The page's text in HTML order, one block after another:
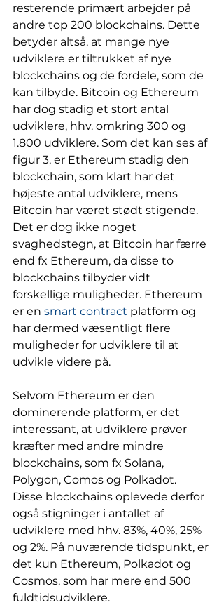
resterende primært arbejder på
andre top 200 blockchains. Dette
betyder altså, at mange nye
udviklere er tiltrukket af nye
blockchains og de fordele, som de
kan tilbyde. Bitcoin og Ethereum
har dog stadig et stort antal
udviklere, hhv. omkring 300 og
1.800 udviklere. Som det kan ses af
figur 3, er Ethereum stadig den
blockchain, som klart har det
højeste antal udviklere, mens
Bitcoin har været stødt stigende.
Det er dog ikke noget
svaghedstegn, at Bitcoin har færre
end fx Ethereum, da disse to
blockchains tilbyder vidt
forskellige muligheder. Ethereum
er en smart contract platform og
har dermed væsentligt flere
muligheder for udviklere til at
udvikle videre på.
Selvom Ethereum er den
dominerende platform, er det
interessant, at udviklere prøver
kræfter med andre mindre
blockchains, som fx Solana,
Polygon, Comos og Polkadot.
Disse blockchains oplevede derfor
også stigninger i antallet af
udviklere med hhv. 83%, 40%, 25%
og 2%. På nuværende tidspunkt, er
det kun Ethereum, Polkadot og
Cosmos, som har mere end 500
fuldtidsudviklere.